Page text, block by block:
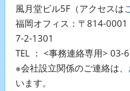
風月堂ビル5F（アクセスは
福岡オフィス：〒814-
7-2-1301
TEL ： <事務連絡専用> 03-
※会社設立関係のご連絡は、
います。